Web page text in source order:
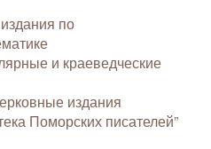
по
и краеведческие
издания
Поморских писателей”